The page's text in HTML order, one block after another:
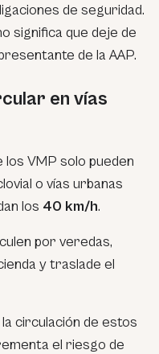
de seguridad.
significa que deje de
de la AAP.
en vías
VMP solo pueden
o vías urbanas
los 40 km/h.
por veredas,
y traslade el
circulación de estos
el riesgo de